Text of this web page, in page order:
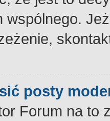
wspólnego.
posty
Forum na to